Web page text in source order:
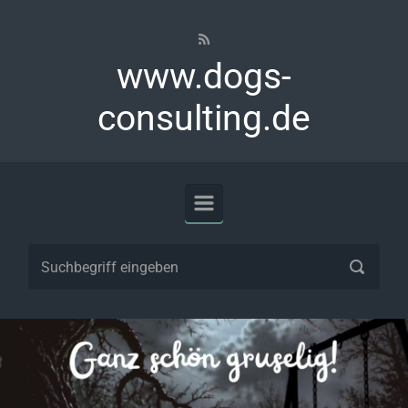
www.dogs-
consulting.de